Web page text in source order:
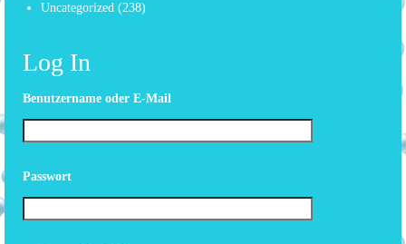
Uncategorized (238)
Log In
Benutzername oder E-Mail
Passwort